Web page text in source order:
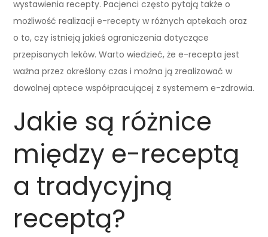
wystawienia recepty. Pacjenci często pytają także o
możliwość realizacji e-recepty w różnych aptekach oraz
o to, czy istnieją jakieś ograniczenia dotyczące
przepisanych leków. Warto wiedzieć, że e-recepta jest
ważna przez określony czas i można ją zrealizować w
dowolnej aptece współpracującej z systemem e-zdrowia.
Jakie są różnice
między e-receptą
a tradycyjną
receptą?